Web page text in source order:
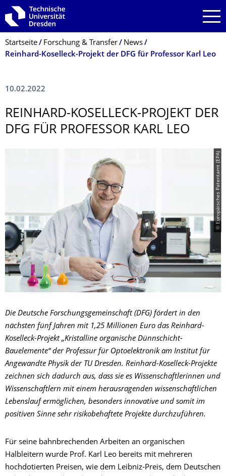
Zur Hauptnavigation springen
Zur Suche springen
Zum Inhalt springen
Breadcrumb-Menü
Startseite Forschung & Transfer
News
Reinhard-Koselleck-Projekt der DFG für Professor Karl Leo
10.02.2022
REINHARD-KOSELLECK-PROJEKT DER
DFG FÜR PROFESSOR KARL LEO
© Europäisches Patentamt (EPA)
Die Deutsche Forschungsgemeinschaft (DFG) fördert in den
nächsten fünf Jahren mit 1,25 Millionen Euro das Reinhard-
Koselleck-Projekt „Kristalline organische Dünnschicht-
Bauelemente“ der Professur für Optoelektronik am Institut für
Angewandte Physik der TU Dresden. Reinhard-Koselleck-Projekte
zeichnen sich dadurch aus, dass sie es Wissenschaftlerinnen und
Wissenschaftlern mit einem herausragenden wissenschaftlichen
Lebenslauf ermöglichen, besonders innovative und somit im
positiven Sinne sehr risikobehaftete Projekte durchzuführen.
Für seine bahnbrechenden Arbeiten an organischen
Halbleitern wurde Prof. Karl Leo bereits mit mehreren
hochdotierten Preisen, wie dem Leibniz-Preis, dem Deutschen